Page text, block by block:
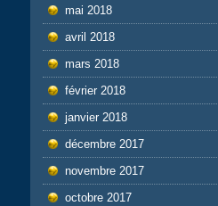
mai 2018
avril 2018
mars 2018
février 2018
janvier 2018
décembre 2017
novembre 2017
octobre 2017